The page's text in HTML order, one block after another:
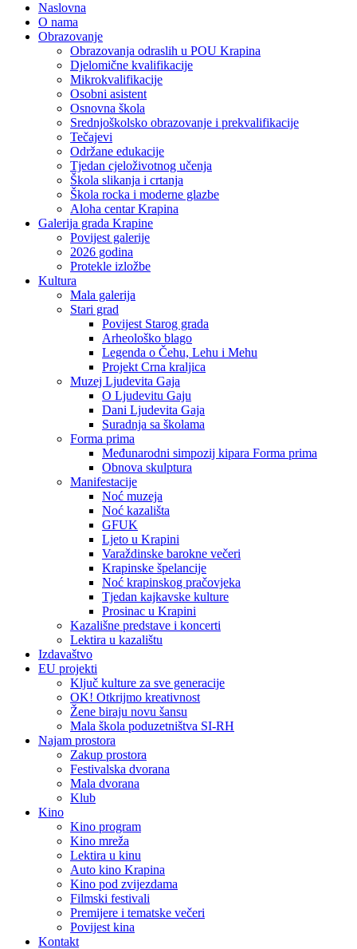
Naslovna
O nama
Obrazovanje
Obrazovanja odraslih u POU Krapina
Djelomične kvalifikacije
Mikrokvalifikacije
Osobni asistent
Osnovna škola
Srednjoškolsko obrazovanje i prekvalifikacije
Tečajevi
Održane edukacije
Tjedan cjeloživotnog učenja
Škola slikanja i crtanja
Škola rocka i moderne glazbe
Aloha centar Krapina
Galerija grada Krapine
Povijest galerije
2026 godina
Protekle izložbe
Kultura
Mala galerija
Stari grad
Povijest Starog grada
Arheološko blago
Legenda o Čehu, Lehu i Mehu
Projekt Crna kraljica
Muzej Ljudevita Gaja
O Ljudevitu Gaju
Dani Ljudevita Gaja
Suradnja sa školama
Forma prima
Međunarodni simpozij kipara Forma prima
Obnova skulptura
Manifestacije
Noć muzeja
Noć kazališta
GFUK
Ljeto u Krapini
Varaždinske barokne večeri
Krapinske špelancije
Noć krapinskog pračovjeka
Tjedan kajkavske kulture
Prosinac u Krapini
Kazališne predstave i koncerti
Lektira u kazalištu
Izdavaštvo
EU projekti
Ključ kulture za sve generacije
OK! Otkrijmo kreativnost
Žene biraju novu šansu
Mala škola poduzetništva SI-RH
Najam prostora
Zakup prostora
Festivalska dvorana
Mala dvorana
Klub
Kino
Kino program
Kino mreža
Lektira u kinu
Auto kino Krapina
Kino pod zvijezdama
Filmski festivali
Premijere i tematske večeri
Povijest kina
Kontakt